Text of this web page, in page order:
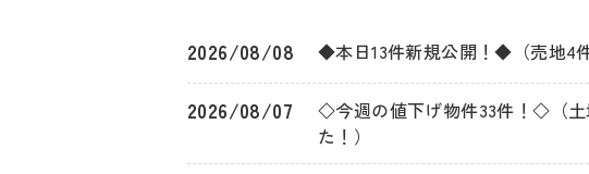
2026/08/08 ◆本日13件新規公開！◆（売地4
2026/08/07
◇今週の値下げ物件33件！◇（土
た！）